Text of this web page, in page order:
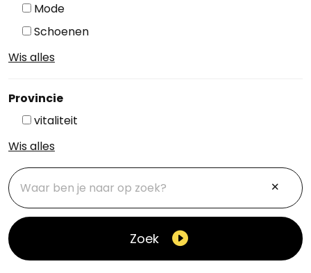
Mode
Schoenen
Wis alles
Provincie
vitaliteit
Wis alles
Zoek